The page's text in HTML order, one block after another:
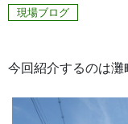
現場ブログ
今回紹介するのは灘